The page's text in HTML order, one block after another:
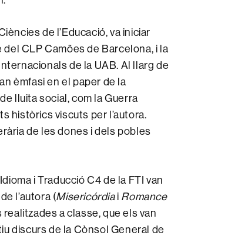
de l’Educació, va iniciar
CLP Camões de Barcelona, ​​i la
de la UAB. Al llarg de
èmfasi en el paper de la
lluita social, com la Guerra
històrics viscuts per l’autora.
de les dones i dels pobles
i Traducció C4 de la FTI van
l’autora (Misericórdiai Romance
a classe, que els van
discurs de la Cònsol General de